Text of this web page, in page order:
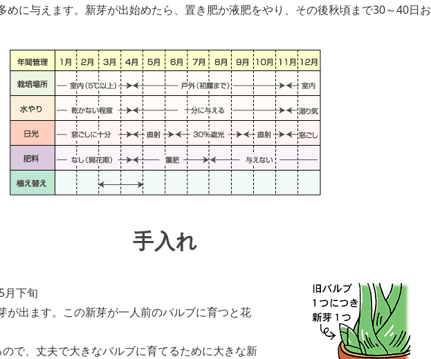
めに与えます。新芽が出始めたら、置き肥か液肥をやり、その後秋頃まで30～40日
手入れ
下旬
が出ます。この新芽が一人前のバルブに育つと花
で、丈夫で大きなバルブに育てるために大きな新